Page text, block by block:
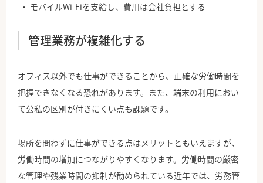
モバイルWi-Fiを支給し、費用は会社負担とする
管理業務が複雑化する
オフィス以外でも仕事ができることから、正確な労働時間を
把握できなくなる恐れがあります。また、端末の利用におい
て公私の区別が付きにくい点も課題です。
場所を問わずに仕事ができる点はメリットともいえますが、
労働時間の増加につながりやすくなります。労働時間の厳密
な管理や残業時間の抑制が勧められている近年では、労務管